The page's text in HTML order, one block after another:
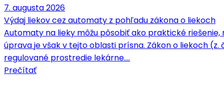
7. augusta 2026
Výdaj liekov cez automaty z pohľadu zákona o liekoch
Automaty na lieky môžu pôsobiť ako praktické
úprava je však v tejto oblasti prísna. Zákon o liekoch
regulované prostredie lekárne.…
Prečítať